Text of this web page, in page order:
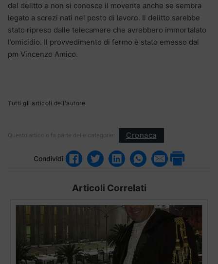
del delitto e non si conosce il movente anche se sembra
legato a screzi nati nel posto di lavoro. Il delitto sarebbe
stato ripreso dalle telecamere che avrebbero immortalato
l’omicidio. Il provvedimento di fermo è stato emesso dal
pm Vincenzo Amico.
Tutti gli articoli dell'autore
Questo articolo fa parte delle categorie: Cronaca
Condividi
Articoli Correlati